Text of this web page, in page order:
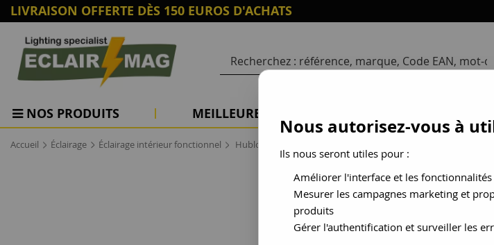
LIVRAISON OFFERTE DÈS 150 EUROS D'ACHATS
NOS PRODUITS MEILLEURES VENTES
Accueil > Éclairage > Éclairage intérieur fonctionnel > Hublot
Nous autorisez-vous à
Ils nous seront utiles pour :
Améliorer l'interface et les
Mesurer les campagnes marketing et
produits
Gérer l'authentification et surveiller les